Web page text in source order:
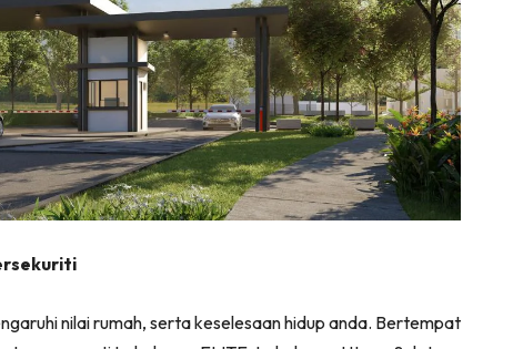
nilai rumah, serta keselesaan hidup anda. Bertempat